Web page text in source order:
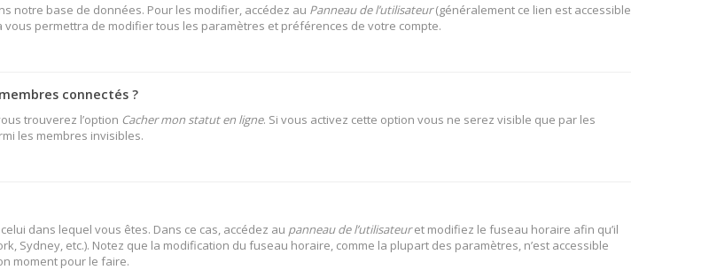
notre base de données. Pour les modifier, accédez au Panneau de l’utilisateur(généralement ce lien est accessible
permettra de modifier tous les paramètres et préférences de votre compte.
connectés ?
trouverez l’option Cacher mon statut en ligne. Si vous activez cette option vous ne serez visible que par les
les membres invisibles.
dans lequel vous êtes. Dans ce cas, accédez au panneau de l’utilisateuret modifiez le fuseau horaire afin qu’il
Sydney, etc.). Notez que la modification du fuseau horaire, comme la plupart des paramètres, n’est accessible
moment pour le faire.